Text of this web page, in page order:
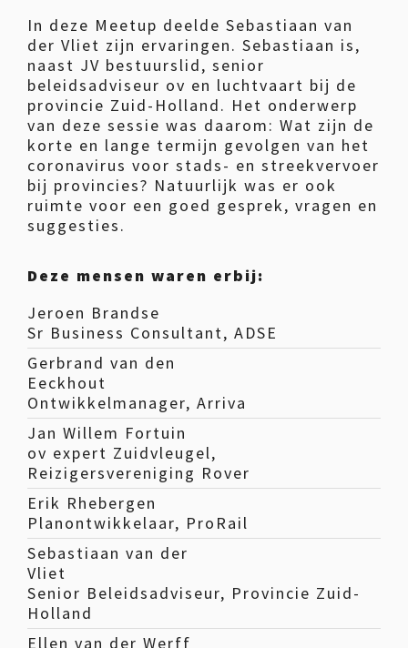
In deze Meetup deelde Sebastiaan van
der Vliet zijn ervaringen. Sebastiaan is,
naast JV bestuurslid, senior
beleidsadviseur ov en luchtvaart bij de
provincie Zuid-Holland. Het onderwerp
van deze sessie was daarom: Wat zijn de
korte en lange termijn gevolgen van het
coronavirus voor stads- en streekvervoer
bij provincies? Natuurlijk was er ook
ruimte voor een goed gesprek, vragen en
suggesties.
Deze mensen waren erbij:
Jeroen Brandse
Sr Business Consultant, ADSE
Gerbrand van den
Eeckhout
Ontwikkelmanager, Arriva
Jan Willem Fortuin
ov expert Zuidvleugel,
Reizigersvereniging Rover
Erik Rhebergen
Planontwikkelaar, ProRail
Sebastiaan van der
Vliet
Senior Beleidsadviseur, Provincie Zuid-
Holland
Ellen van der Werff